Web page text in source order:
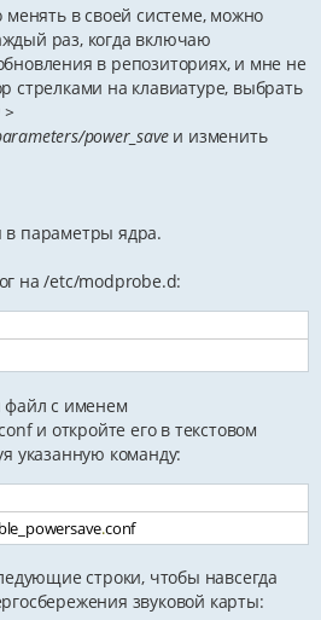
менять в своей системе, можно
раз, когда включаю
в репозиториях, и мне не
стрелками на клавиатуре, выбрать
>
power_saveи изменить
параметры ядра.
на /etc/modprobe.d:
файл с именем
и откройте его в текстовом
указанную команду:
.conf
строки, чтобы навсегда
звуковой карты: